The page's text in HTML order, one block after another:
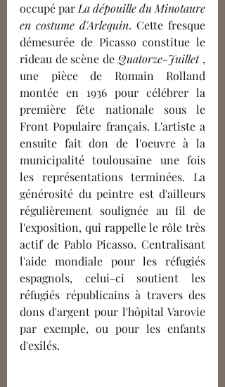
occupé par La dépouille du Minotaure
en costume d'Arlequin. Cette fresque
démesurée de Picasso constitue le
rideau de scène de Quatorze-Juillet ,
une pièce de Romain Rolland
montée en 1936 pour célébrer la
première fête nationale sous le
Front Populaire français. L'artiste a
ensuite fait don de l'oeuvre à la
municipalité toulousaine une fois
les représentations terminées. La
générosité du peintre est d'ailleurs
régulièrement soulignée au fil de
l'exposition, qui rappelle le rôle très
actif de Pablo Picasso. Centralisant
l'aide mondiale pour les réfugiés
espagnols, celui-ci soutient les
réfugiés républicains à travers des
dons d'argent pour l'hôpital Varovie
par exemple, ou pour les enfants
d'exilés.